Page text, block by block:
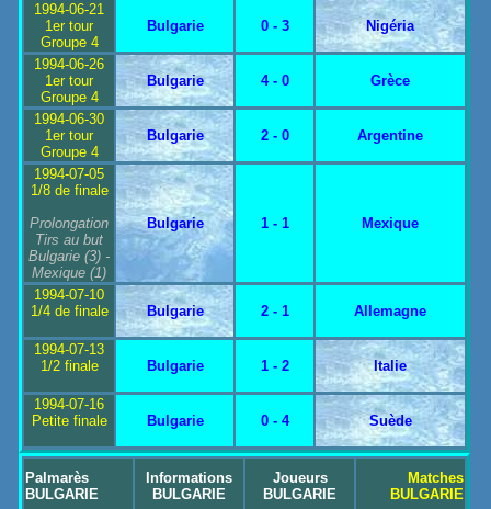
1994-06-21
1er tour
Groupe 4
Bulgarie 0 - 3 Nigéria
1994-06-26
1er tour
Groupe 4
Bulgarie 4 - 0 Grèce
1994-06-30
1er tour
Groupe 4
Bulgarie 2 - 0 Argentine
1994-07-05
1/8 de finale
Prolongation
Tirs au but
Bulgarie (3) -
Mexique (1)
Bulgarie 1 - 1 Mexique
1994-07-10
1/4 de finale
Bulgarie 2 - 1 Allemagne
1994-07-13
1/2 finale
Bulgarie 1 - 2 Italie
1994-07-16
Petite finale
Bulgarie 0 - 4 Suède
Palmarès
BULGARIE
Informations
BULGARIE
Joueurs
BULGARIE
Matches
BULGARIE